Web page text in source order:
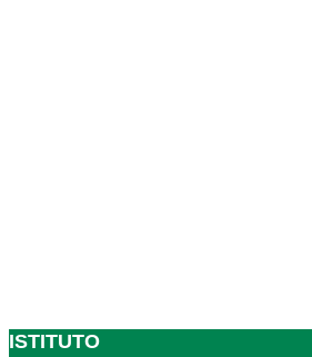
ISTITUTO